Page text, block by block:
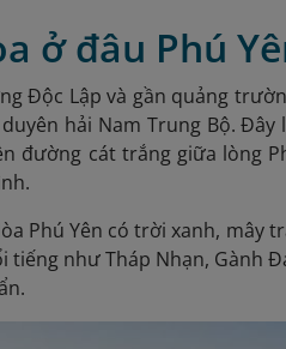
ở đâu Phú
Độc Lập và gần quảng
hải Nam Trung Bộ.
đường cát trắng giữa lòng
Phú Yên có trời xanh, mây
tiếng như Tháp Nhạn, Gành